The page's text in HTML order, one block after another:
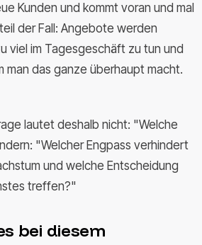
Kunden und kommt voran und mal
der Fall: Angebote werden
viel im Tagesgeschäft zu tun und
man das ganze überhaupt macht.
lautet deshalb nicht: "Welche
"Welcher Engpass verhindert
und welche Entscheidung
treffen?"
bei diesem